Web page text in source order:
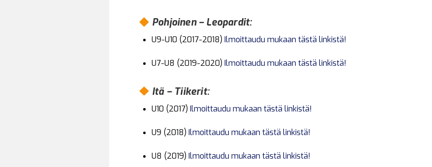
Pohjoinen – Leopardit:
U9-U10 (2017-2018)Ilmoittaudu mukaan tästä linkistä!
U7-U8 (2019-2020)Ilmoittaudu mukaan tästä linkistä!
Itä – Tiikerit:
U10 (2017)Ilmoittaudu mukaan tästä linkistä!
U9 (2018)Ilmoittaudu mukaan tästä linkistä!
U8 (2019)Ilmoittaudu mukaan tästä linkistä!